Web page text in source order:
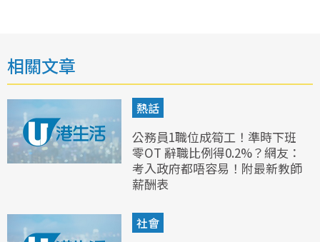
相關文章
熱話
公務員1職位成筍工！準時下班
零OT 辭職比例得0.2%？網友：
考入政府都唔容易！附最新教師
薪酬表
社會